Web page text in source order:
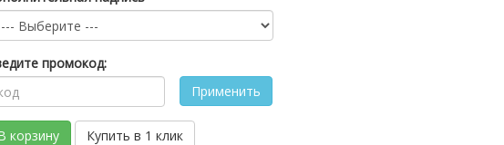
промокод:
Применить
корзину
Купить в 1 клик